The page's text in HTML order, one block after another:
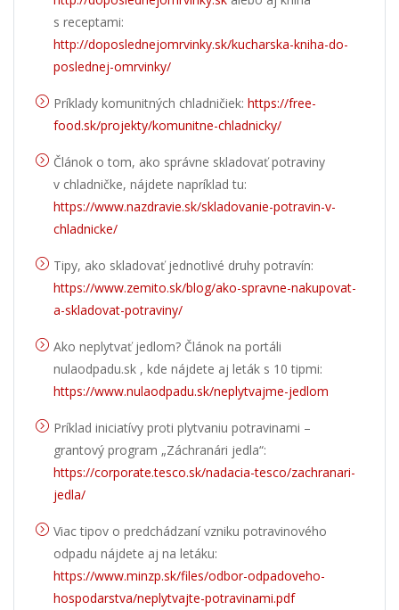
s receptami:
http://doposlednejomrvinky.sk/kucharska-kniha-do-
poslednej-omrvinky/
Príklady komunitných chladničiek: https://free-
food.sk/projekty/komunitne-chladnicky/
Článok o tom, ako správne skladovať potraviny
v chladničke, nájdete napríklad tu:
https://www.nazdravie.sk/skladovanie-potravin-v-
chladnicke/
Tipy, ako skladovať jednotlivé druhy potravín:
https://www.zemito.sk/blog/ako-spravne-nakupovat-
a-skladovat-potraviny/
Ako neplytvať jedlom? Článok na portáli
nulaodpadu.sk , kde nájdete aj leták s 10 tipmi:
https://www.nulaodpadu.sk/neplytvajme-jedlom
Príklad iniciatívy proti plytvaniu potravinami –
grantový program „Záchranári jedla“:
https://corporate.tesco.sk/nadacia-tesco/zachranari-
jedla/
Viac tipov o predchádzaní vzniku potravinového
odpadu nájdete aj na letáku:
https://www.minzp.sk/files/odbor-odpadoveho-
hospodarstva/neplytvajte-potravinami.pdf